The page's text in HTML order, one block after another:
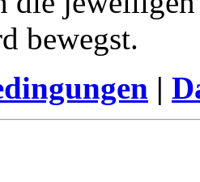
bewegst.
|